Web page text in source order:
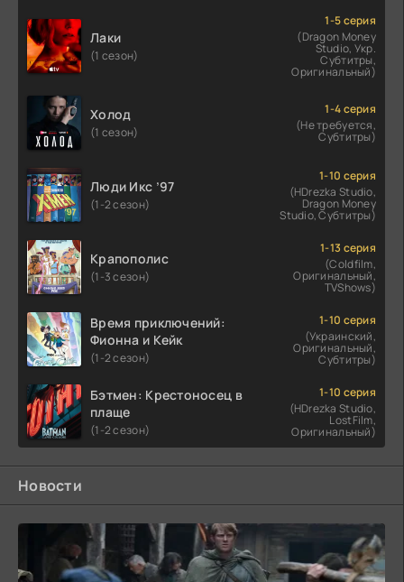
Лаки
(1 сезон)
1-5 серия
(Dragon Money
Studio, Укр.
Субтитры,
Оригинальный)
Холод
(1 сезон)
1-4 серия
(Не требуется,
Субтитры)
Люди Икс ’97
(1-2 сезон)
1-10 серия
(HDrezka Studio,
Dragon Money
Studio, Субтитры)
Крапополис
(1-3 сезон)
1-13 серия
(Coldfilm,
Оригинальный,
TVShows)
Время приключений:
Фионна и Кейк
(1-2 сезон)
1-10 серия
(Украинский,
Оригинальный,
Субтитры)
Бэтмен: Крестоносец в
плаще
(1-2 сезон)
1-10 серия
(HDrezka Studio,
LostFilm,
Оригинальный)
Новости